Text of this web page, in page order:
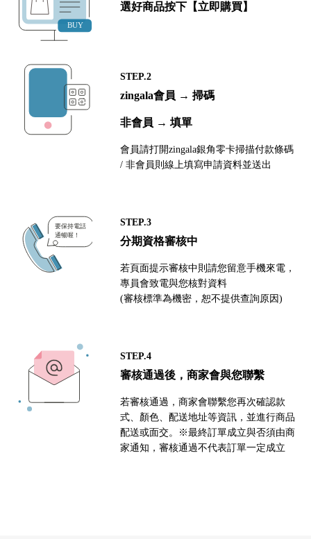
選好商品按下【立即購買】
STEP.2
zingala會員 → 掃碼
非會員 → 填單
會員請打開zingala銀角零卡掃描付款條碼
/ 非會員則線上填寫申請資料並送出
STEP.3
分期資格審核中
若頁面提示審核中則請您留意手機來電，
專員會致電與您核對資料
(審核標準為機密，恕不提供查詢原因)
STEP.4
審核通過後，商家會與您聯繫
若審核通過，商家會聯繫您再次確認款
式、顏色、配送地址等資訊，並進行商品
配送或面交。※最終訂單成立與否須由商
家通知，審核通過不代表訂單一定成立